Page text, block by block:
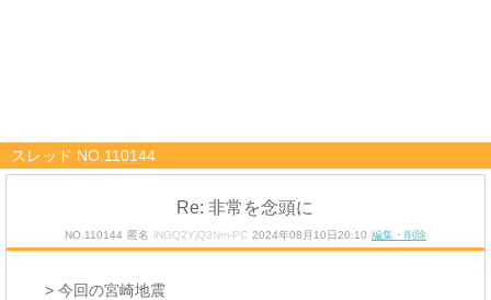
スレッド NO.110144
Re: 非常を念頭に
NO.110144 匿名 iNGQ2YjQ3Nm-PC 2024年08月10日20:10 編集・削除
> 今回の宮崎地震